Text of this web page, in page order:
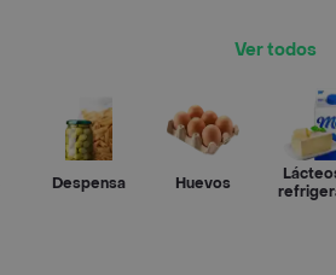
Ver todos
Despensa Huevos